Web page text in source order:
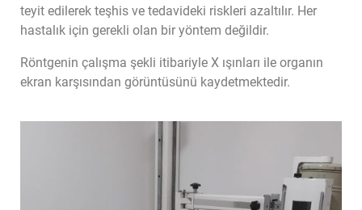
teyit edilerek teşhis ve tedavideki riskleri azaltılır. Her
hastalık için gerekli olan bir yöntem değildir.
Röntgenin çalışma şekli itibariyle X ışınları ile organın
ekran karşısından görüntüsünü kaydetmektedir.